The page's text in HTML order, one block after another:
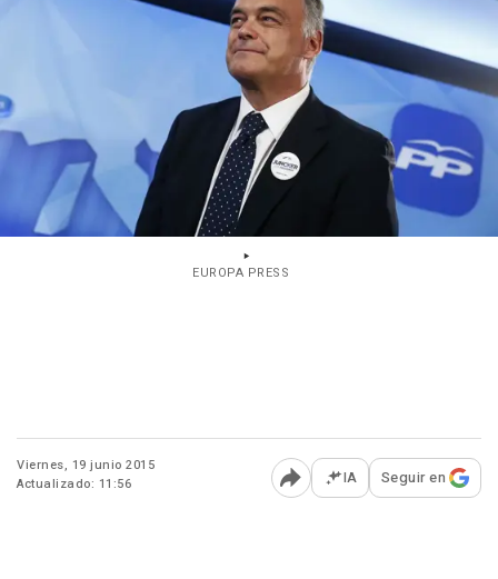
EUROPA PRESS
Viernes, 19 junio 2015
Actualizado: 11:56
Abrir opciones para
IA Seguir en